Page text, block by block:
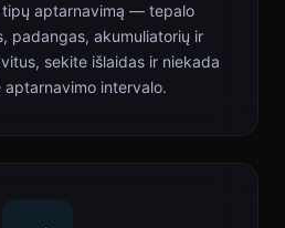
tipų aptarnavimą — tepalo
padangas, akumuliatorių ir
sekite išlaidas ir niekada
aptarnavimo intervalo.